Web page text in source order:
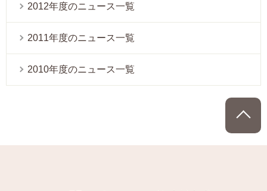
2012年度のニュース一覧
2011年度のニュース一覧
2010年度のニュース一覧